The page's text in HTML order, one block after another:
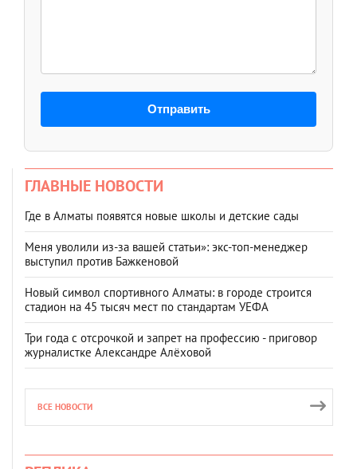
Отправить
ГЛАВНЫЕ НОВОСТИ
Где в Алматы появятся новые школы и детские сады
Меня уволили из-за вашей статьи»: экс-топ-менеджер
выступил против Бажкеновой
Новый символ спортивного Алматы: в городе строится
стадион на 45 тысяч мест по стандартам УЕФА
Три года с отсрочкой и запрет на профессию - приговор
журналистке Александре Алёховой
ВСЕ НОВОСТИ